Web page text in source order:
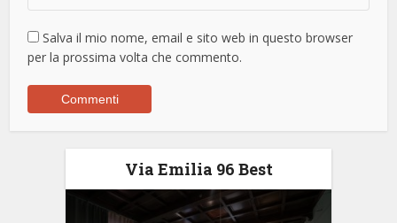
Salva il mio nome, email e sito web in questo browser
per la prossima volta che commento.
Via Emilia 96 Best